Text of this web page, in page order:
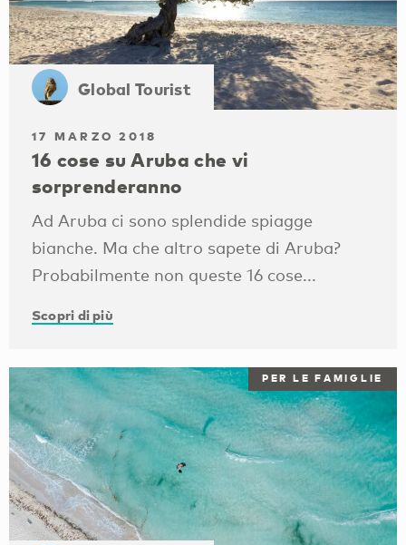
Global Tourist
17 MARZO 2018
16 cose su Aruba che vi
sorprenderanno
Ad Aruba ci sono splendide spiagge
bianche. Ma che altro sapete di Aruba?
Probabilmente non queste 16 cose...
Scopri di più
PER LE FAMIGLIE